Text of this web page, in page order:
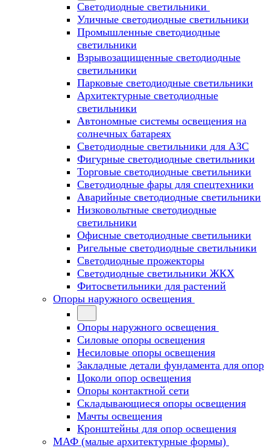
Светодиодные светильники
Уличные светодиодные светильники
Промышленные светодиодные
светильники
Взрывозащищенные светодиодные
светильники
Парковые светодиодные светильники
Архитектурные светодиодные
светильники
Автономные системы освещения на
солнечных батареях
Светодиодные светильники для АЗС
Фигурные светодиодные светильники
Торговые светодиодные светильники
Cветодиодные фары для спецтехники
Аварийные светодиодные светильники
Низковольтные светодиодные
светильники
Офисные светодиодные светильники
Ригельные светодиодные светильники
Светодиодные прожекторы
Светодиодные светильники ЖКХ
Фитосветильники для растений
Опоры наружного освещения
Опоры наружного освещения
Силовые опоры освещения
Несиловые опоры освещения
Закладные детали фундамента для опор
Цоколи опор освещения
Опоры контактной сети
Cкладывающиеся опоры освещения
Мачты освещения
Кронштейны для опор освещения
МАФ (малые архитектурные формы)